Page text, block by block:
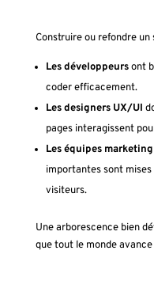
Construire ou refondre un
Les développeursont
coder efficacement.
Les designers UX/UI
pages interagissent
Les équipes marketing
importantes sont
visiteurs.
Une arborescence bien
que tout le monde